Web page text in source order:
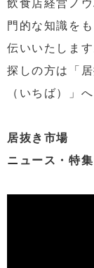
飲食店経営ノ
門的な知識を
伝いいたしま
探しの方は「
（いちば）」
居抜き市場
ニュース・特集